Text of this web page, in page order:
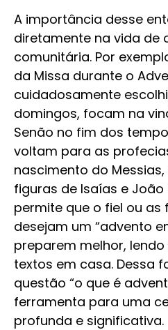
A importância desse
diretamente na vida de
comunitária. Por
da Missa durante o
cuidadosamente
domingos, focam na
Senão no fim dos
voltam para as
nascimento do
figuras de Isaías e João
permite que o fiel ou as
desejam um “advento
preparem melhor,
textos em casa. Dessa
questão “o que é
ferramenta para uma
profunda e significativa.